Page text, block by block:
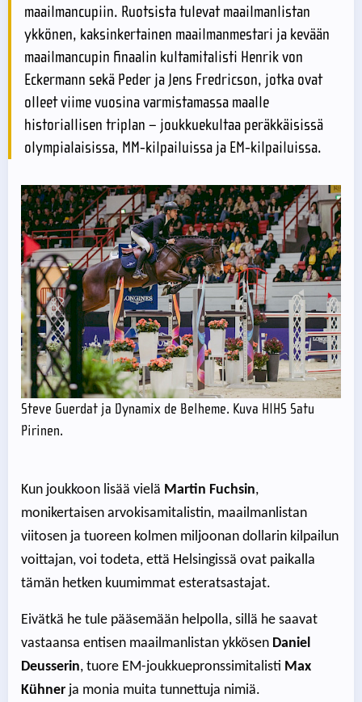
maailmancupiin. Ruotsista tulevat maailmanlistan
ykkönen, kaksinkertainen maailmanmestari ja kevään
maailmancupin finaalin kultamitalisti Henrik von
Eckermann sekä Peder ja Jens Fredricson, jotka ovat
olleet viime vuosina varmistamassa maalle
historiallisen triplan – joukkuekultaa peräkkäisissä
olympialaisissa, MM-kilpailuissa ja EM-kilpailuissa.
Steve Guerdat ja Dynamix de Belheme. Kuva HIHS Satu
Pirinen.
Kun joukkoon lisää vielä Martin Fuchsin,
monikertaisen arvokisamitalistin, maailmanlistan
viitosen ja tuoreen kolmen miljoonan dollarin kilpailun
voittajan, voi todeta, että Helsingissä ovat paikalla
tämän hetken kuumimmat esteratsastajat.
Eivätkä he tule pääsemään helpolla, sillä he saavat
vastaansa entisen maailmanlistan ykkösen Daniel
Deusserin, tuore EM-joukkuepronssimitalisti Max
Kühner ja monia muita tunnettuja nimiä.